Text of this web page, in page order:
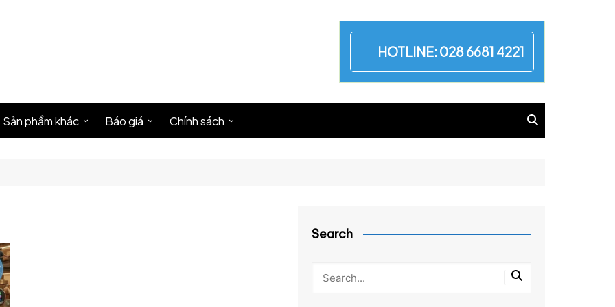
HOTLINE:028 6681 4221
Sản phẩm khác
In letterhead
In hóa đơn – phiếu thu chi
In poster, in PP, Hiflex
Báo giá Chính sách
Search